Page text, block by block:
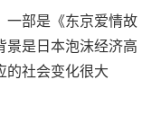
一部是《东京爱情故
景是日本泡沫经济高
社会变化很大